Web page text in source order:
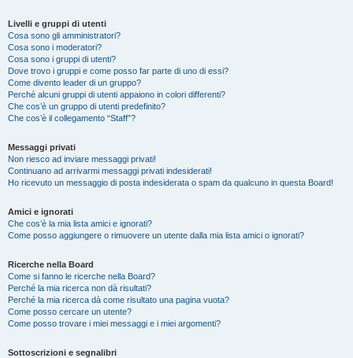
Livelli e gruppi di utenti
Cosa sono gli amministratori?
Cosa sono i moderatori?
Cosa sono i gruppi di utenti?
Dove trovo i gruppi e come posso far parte di uno di essi?
Come divento leader di un gruppo?
Perché alcuni gruppi di utenti appaiono in colori differenti?
Che cos’è un gruppo di utenti predefinito?
Che cos’è il collegamento “Staff”?
Messaggi privati
Non riesco ad inviare messaggi privati!
Continuano ad arrivarmi messaggi privati indesiderati!
Ho ricevuto un messaggio di posta indesiderata o spam da qualcuno in questa Board!
Amici e ignorati
Che cos’è la mia lista amici e ignorati?
Come posso aggiungere o rimuovere un utente dalla mia lista amici o ignorati?
Ricerche nella Board
Come si fanno le ricerche nella Board?
Perché la mia ricerca non dà risultati?
Perché la mia ricerca dà come risultato una pagina vuota?
Come posso cercare un utente?
Come posso trovare i miei messaggi e i miei argomenti?
Sottoscrizioni e segnalibri